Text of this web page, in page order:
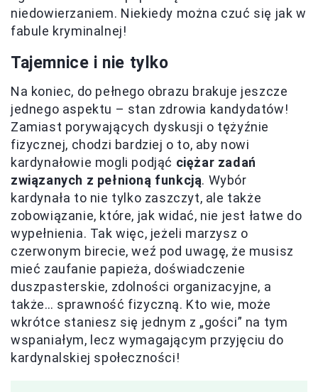
niedowierzaniem. Niekiedy można czuć się jak w
fabule kryminalnej!
Tajemnice i nie tylko
Na koniec, do pełnego obrazu brakuje jeszcze
jednego aspektu – stan zdrowia kandydatów!
Zamiast porywających dyskusji o tężyźnie
fizycznej, chodzi bardziej o to, aby nowi
kardynałowie mogli podjąć ciężar zadań
związanych z pełnioną funkcją. Wybór
kardynała to nie tylko zaszczyt, ale także
zobowiązanie, które, jak widać, nie jest łatwe do
wypełnienia. Tak więc, jeżeli marzysz o
czerwonym birecie, weź pod uwagę, że musisz
mieć zaufanie papieża, doświadczenie
duszpasterskie, zdolności organizacyjne, a
także… sprawność fizyczną. Kto wie, może
wkrótce staniesz się jednym z „gości” na tym
wspaniałym, lecz wymagającym przyjęciu do
kardynalskiej społeczności!